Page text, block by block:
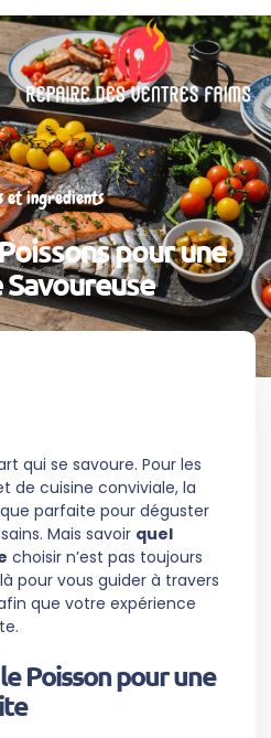
et ingrédients
pour une
qui se savoure. Pour les
de cuisine conviviale, la
parfaite pour déguster
Mais savoir quel
choisir n’est pas toujours
pour vous guider à travers
que votre expérience
Poisson pour une